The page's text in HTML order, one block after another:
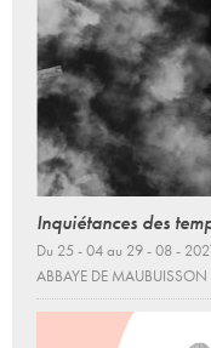
Inquiétances des
Du 25 - 04 au 29 - 08 -
ABBAYE DE MAUBUISSON